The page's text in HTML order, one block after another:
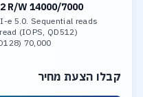
R/W 14000/7000
e 5.0. Sequential reads
(IOPS, QD512)
70,000 .
קבלו הצעת מחיר